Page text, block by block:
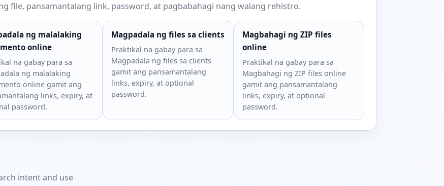
file, pansamantalang link, password, at pagbabahagi nang walang rehistro.
ng malalaking
online
na gabay para sa
ng malalaking
online gamit ang
links, expiry, at
password.
Magpadala ng files sa clients
Praktikal na gabay para sa
Magpadala ng files sa clients
gamit ang pansamantalang
links, expiry, at optional
password.
Magbahagi ng ZIP files
online
Praktikal na gabay para sa
Magbahagi ng ZIP files online
gamit ang pansamantalang
links, expiry, at optional
password.
intent and use